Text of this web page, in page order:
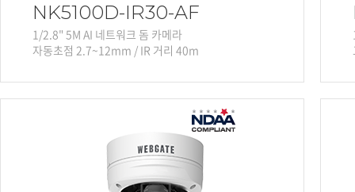
NK5100D-IR30-AF
1/2.8" 5M AI 네트워크 돔 카메라
자동초점 2.7~12mm / IR 거리 40m